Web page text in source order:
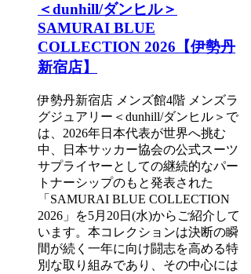
＜dunhill/ダンヒル＞
SAMURAI BLUE
COLLECTION 2026【伊勢丹
新宿店】
伊勢丹新宿店 メンズ館4階 メンズラ
グジュアリー＜dunhill/ダンヒル＞で
は、2026年日本代表が世界へ挑む
中、日本サッカー協会の公式スーツ
サプライヤーとしての継続的なパー
トナーシップのもと発表された
「SAMURAI BLUE COLLECTION
2026」を5月20日(水)からご紹介して
います。本コレクションは決断の瞬
間が続く一年に向け闘志を高める特
別な取り組みであり、その中心には